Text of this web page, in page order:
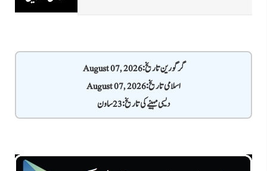
گرگورین تاریخ: August 07, 2026
اسلامی تاریخ: August 07, 2026
دیسی مہینے کی تاریخ: 23 ساون